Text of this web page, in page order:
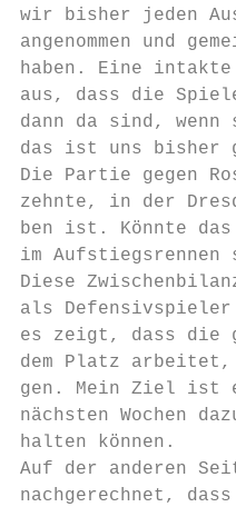
wir bisher jeden
angenommen und
haben. Eine
aus, dass die
dann da sind, wenn
das ist uns bisher
Die Partie gegen
zehnte, in der
ben ist. Könnte
im Aufstiegsrennen
Diese
als Defensivspieler
es zeigt, dass die
dem Platz
gen. Mein Ziel ist
nächsten Wochen
halten können.
Auf der anderen
nachgerechnet,